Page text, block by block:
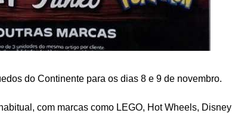
do Continente para os dias 8 e 9 de novembro.
com marcas como LEGO, Hot Wheels, Disney